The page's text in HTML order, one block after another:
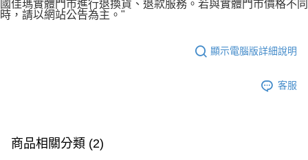
國佳瑪實體門市進行退換貨、退款服務。若與實體門市價格不同
時，請以網站公告為主。"
顯示電腦版詳細說明
客服
商品相關分類 (2)